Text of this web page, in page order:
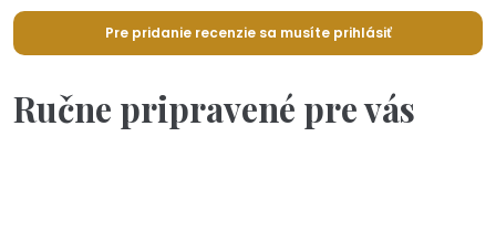
Pre pridanie recenzie sa musíte prihlásiť
Ručne pripravené pre vás